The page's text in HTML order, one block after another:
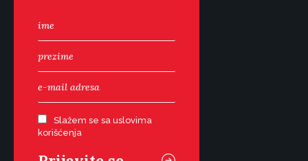
Slažem se sa uslovima
korišćenja